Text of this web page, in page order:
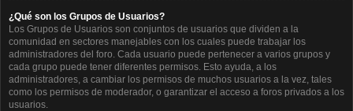
¿Qué son los Grupos de Usuarios?
Los Grupos de Usuarios son conjuntos de usuarios que dividen a la
comunidad en sectores manejables con los cuales puede trabajar los
administradores del foro. Cada usuario puede pertenecer a varios grupos y
cada grupo puede tener diferentes permisos. Esto ayuda, a los
administradores, a cambiar los permisos de muchos usuarios a la vez, tales
como los permisos de moderador, o garantizar el acceso a foros privados a los
usuarios.